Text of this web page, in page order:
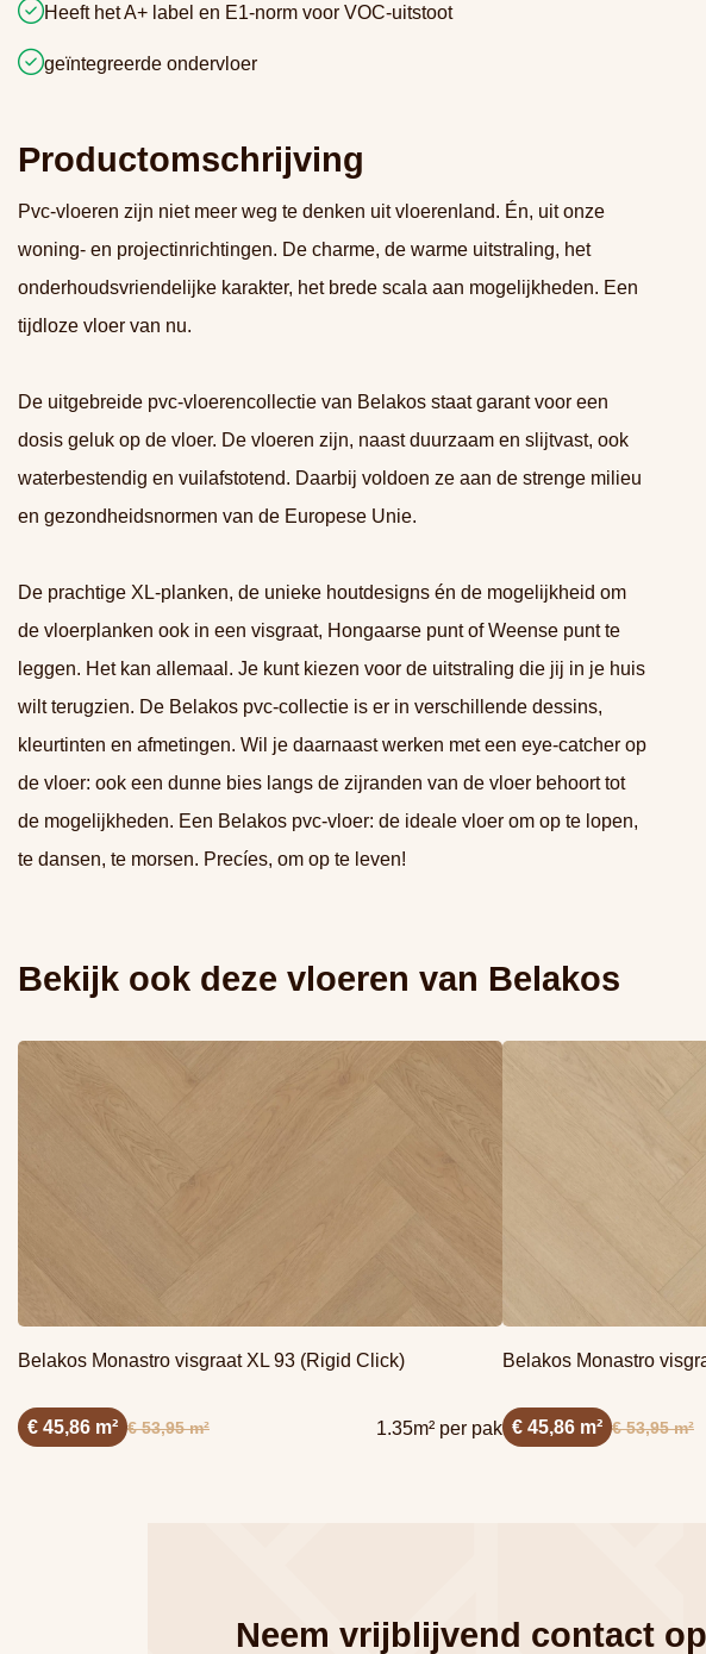
Heeft het A+ label en E1-norm voor VOC-uitstoot
geïntegreerde ondervloer
Productomschrijving
Pvc-vloeren zijn niet meer weg te denken uit vloerenland. Én, uit onze
woning- en projectinrichtingen. De charme, de warme uitstraling, het
onderhoudsvriendelijke karakter, het brede scala aan mogelijkheden. Een
tijdloze vloer van nu.
De uitgebreide pvc-vloerencollectie van Belakos staat garant voor een
dosis geluk op de vloer. De vloeren zijn, naast duurzaam en slijtvast, ook
waterbestendig en vuilafstotend. Daarbij voldoen ze aan de strenge milieu
en gezondheidsnormen van de Europese Unie.
De prachtige XL-planken, de unieke houtdesigns én de mogelijkheid om
de vloerplanken ook in een visgraat, Hongaarse punt of Weense punt te
leggen. Het kan allemaal. Je kunt kiezen voor de uitstraling die jij in je huis
wilt terugzien. De Belakos pvc-collectie is er in verschillende dessins,
kleurtinten en afmetingen. Wil je daarnaast werken met een eye-catcher op
de vloer: ook een dunne bies langs de zijranden van de vloer behoort tot
de mogelijkheden. Een Belakos pvc-vloer: de ideale vloer om op te lopen,
te dansen, te morsen. Precíes, om op te leven!
Bekijk ook deze vloeren van Belakos
Belakos Monastro visgraat XL 93 (Rigid Click)
€ 45,86 m² € 53,95 m² 1.35m² per pak
Lees meer overBelakos Monastro visgraat XL 93 (Rigid
Belakos Monastro
€ 45,86 m² € 53,95 m²
Lees meer
Neem vrijblijvend contact op